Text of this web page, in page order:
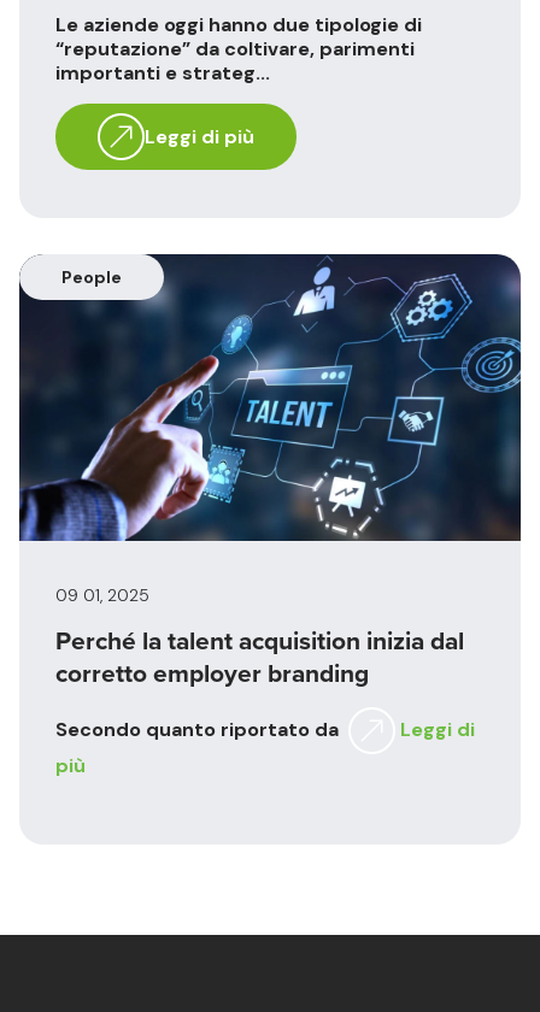
Le aziende oggi hanno due tipologie di
“reputazione” da coltivare, parimenti
importanti e strateg...
Leggi di più
People
09 01, 2025
Perché la talent acquisition inizia dal
corretto employer branding
Secondo quanto riportato da
Leggi di
più